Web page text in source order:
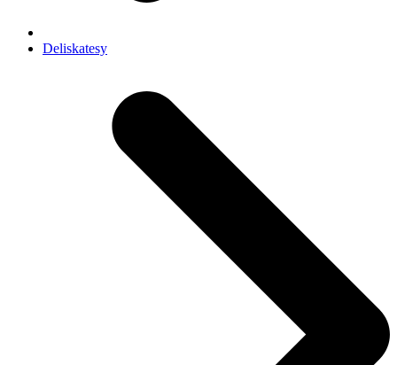
Deliskatesy